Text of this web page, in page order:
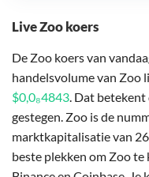
Live Zoo koers
De Zoo koers van
handelsvolume van Zoo
$0,0₈4843. Dat betekent
gestegen. Zoo is de
marktkapitalisatie van
beste plekken om Zoo